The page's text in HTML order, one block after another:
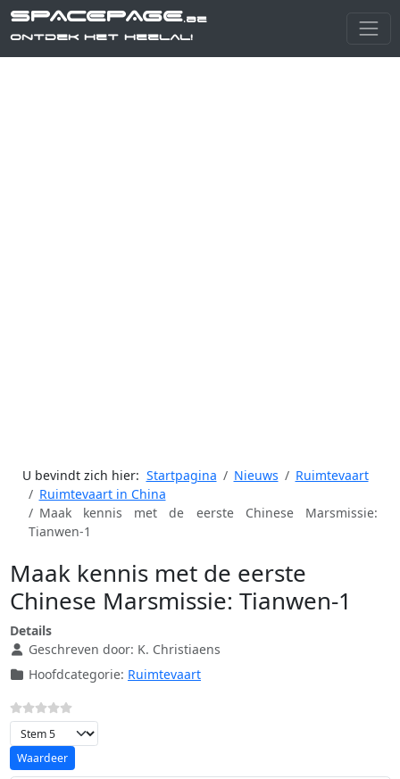
SPACEPAGE.be
Ontdek het heelal!
U bevindt zich hier: Startpagina Nieuws
Ruimtevaart
Ruimtevaart in China
Maak kennis met de eerste Chinese Marsmissie:
Tianwen-1
Maak kennis met de eerste
Chinese Marsmissie: Tianwen-1
Details
Geschreven door: K. Christiaens
Hoofdcategorie: Ruimtevaart
Voeg waardering toe